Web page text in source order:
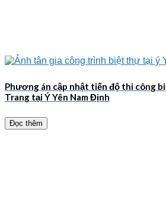
Phương án cập nhật tiến độ thi công
Trang tại Ý Yên Nam Định
Đọc thêm